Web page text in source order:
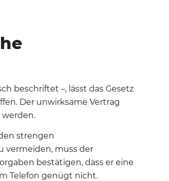
beschriftet –, lässt das Gesetz
Der unwirksame Vertrag
werden.
strengen
vermeiden, muss der
bestätigen, dass er eine
Telefon genügt nicht.